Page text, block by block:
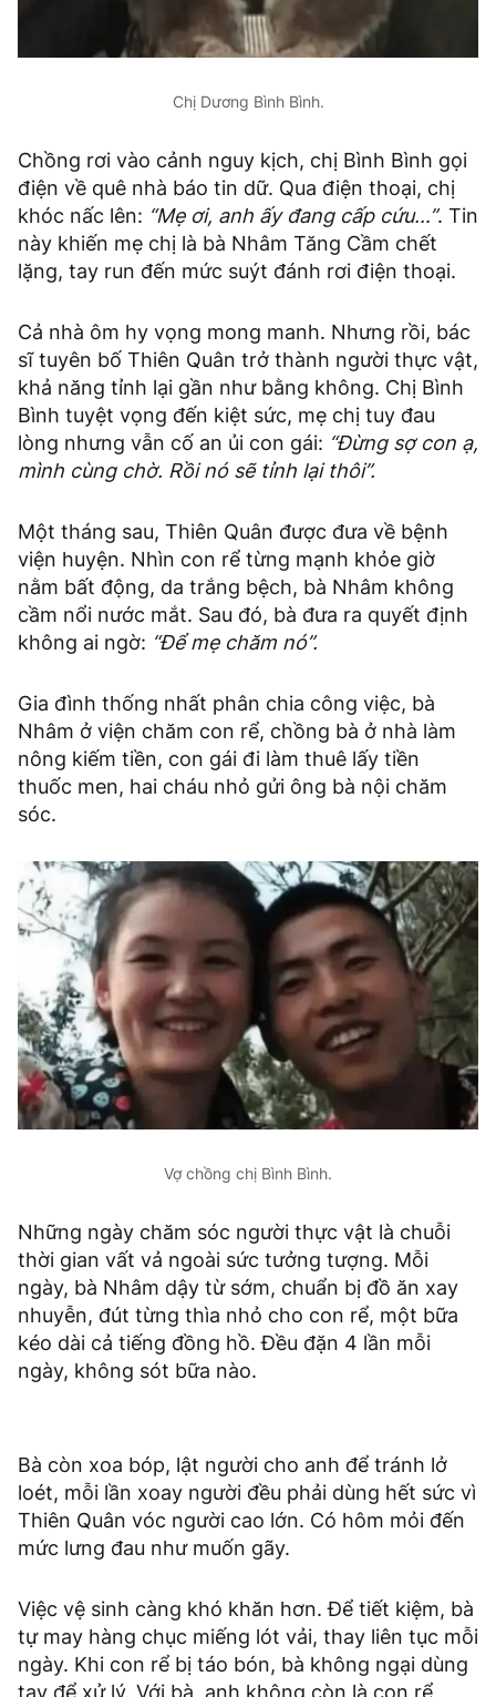
Chị Dương Bình Bình.
Chồng rơi vào cảnh nguy kịch, chị Bình Bình gọi
điện về quê nhà báo tin dữ. Qua điện thoại, chị
khóc nấc lên: “Mẹ ơi, anh ấy đang cấp cứu…”. Tin
này khiến mẹ chị là bà Nhâm Tăng Cầm chết
lặng, tay run đến mức suýt đánh rơi điện thoại.
Cả nhà ôm hy vọng mong manh. Nhưng rồi, bác
sĩ tuyên bố Thiên Quân trở thành người thực vật,
khả năng tỉnh lại gần như bằng không. Chị Bình
Bình tuyệt vọng đến kiệt sức, mẹ chị tuy đau
lòng nhưng vẫn cố an ủi con gái: “Đừng sợ con ạ,
mình cùng chờ. Rồi nó sẽ tỉnh lại thôi”.
Một tháng sau, Thiên Quân được đưa về bệnh
viện huyện. Nhìn con rể từng mạnh khỏe giờ
nằm bất động, da trắng bệch, bà Nhâm không
cầm nổi nước mắt. Sau đó, bà đưa ra quyết định
không ai ngờ: “Để mẹ chăm nó”.
Gia đình thống nhất phân chia công việc, bà
Nhâm ở viện chăm con rể, chồng bà ở nhà làm
nông kiếm tiền, con gái đi làm thuê lấy tiền
thuốc men, hai cháu nhỏ gửi ông bà nội chăm
sóc.
Vợ chồng chị Bình Bình.
Những ngày chăm sóc người thực vật là chuỗi
thời gian vất vả ngoài sức tưởng tượng. Mỗi
ngày, bà Nhâm dậy từ sớm, chuẩn bị đồ ăn xay
nhuyễn, đút từng thìa nhỏ cho con rể, một bữa
kéo dài cả tiếng đồng hồ. Đều đặn 4 lần mỗi
ngày, không sót bữa nào.
Bà còn xoa bóp, lật người cho anh để tránh lở
loét, mỗi lần xoay người đều phải dùng hết sức vì
Thiên Quân vóc người cao lớn. Có hôm mỏi đến
mức lưng đau như muốn gãy.
Việc vệ sinh càng khó khăn hơn. Để tiết kiệm, bà
tự may hàng chục miếng lót vải, thay liên tục mỗi
ngày. Khi con rể bị táo bón, bà không ngại dùng